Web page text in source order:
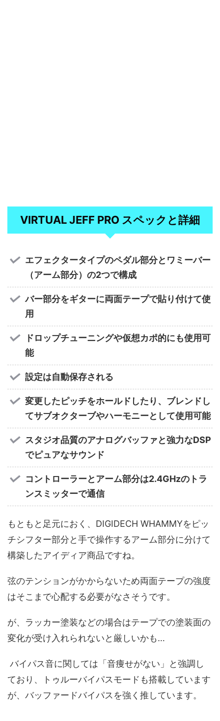
VIRTUAL JEFF PRO スペックと詳細
エフェクタータイプのペダル部分とワミーバー
（アーム部分）の2つで構成
バー部分をギターに両面テープで貼り付けて使
用
ドロップチューニングや仮想カポ的にも使用可
能
設定は自動保存される
変更したピッチをホールドしたり、ブレンドし
てサブオクターブやハーモニーとして使用可能
スタジオ品質のアナログバッファと強力なDSP
でピュアなサウンド
コントローラーとアーム部分は2.4GHzのトラ
ンスミッターで通信
もともと足元におく、DIGIDECH WHAMMYをピッ
チシフター部分と手で操作するアーム部分に分けて
構築したアイディア商品ですね。
弦のテンションがかからないため両面テープの強度
はそこまで心配する必要がなさそうです。
が、ラッカー塗装などの場合はテープでの塗装面の
変化が受け入れられないと厳しいかも…
バイパス音に関しては「音痩せがない」と強調し
ており、トゥルーバイパスモードも搭載しています
が、バッファードバイパスを強く推しています。